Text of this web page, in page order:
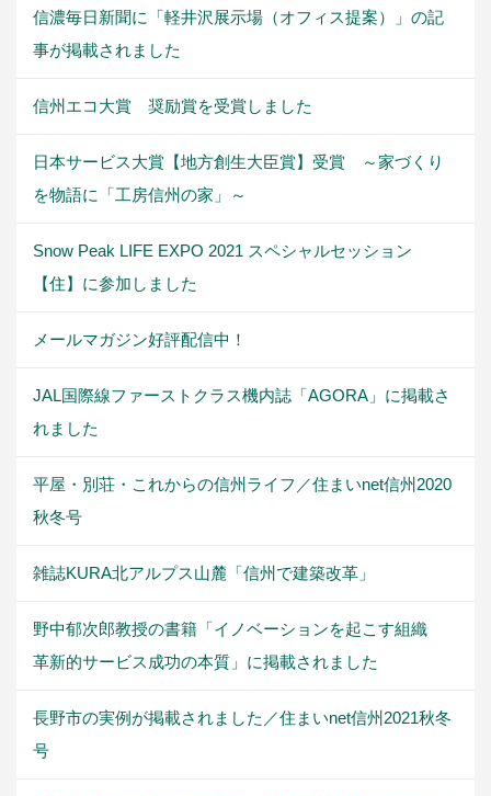
信濃毎日新聞に「軽井沢展示場（オフィス提案）」の記
事が掲載されました
信州エコ大賞 奨励賞を受賞しました
日本サービス大賞【地方創生大臣賞】受賞 ～家づくり
を物語に「工房信州の家」～
Snow Peak LIFE EXPO 2021 スペシャルセッション
【住】に参加しました
メールマガジン好評配信中！
JAL国際線ファーストクラス機内誌「AGORA」に掲載さ
れました
平屋・別荘・これからの信州ライフ／住まいnet信州2020
秋冬号
雑誌KURA北アルプス山麓「信州で建築改革」
野中郁次郎教授の書籍「イノベーションを起こす組織
革新的サービス成功の本質」に掲載されました
長野市の実例が掲載されました／住まいnet信州2021秋冬
号